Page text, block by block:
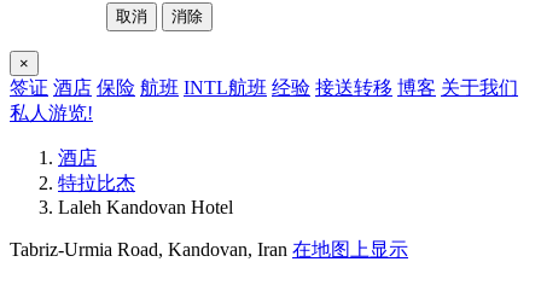
取消 消除
×
签证 酒店 保险 航班 INTL航班 经验 接送转移 博客 关于我们
私人游览!
酒店
特拉比杰
Laleh Kandovan Hotel
Tabriz-Urmia Road, Kandovan, Iran 在地图上显示